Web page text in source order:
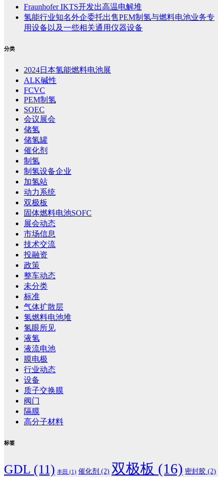
Fraunhofer IKTS开发出高温电解堆
氢能行业知名外企委托出售PEM制氢与燃料电池业务专
用设备以及一些相关通用仪器设备
分类
2024日本氢能燃料电池展
ALK碱性
FCVC
PEM制氢
SOEC
会议展会
储氢
储氢罐
催化剂
制氢
制氢设备企业
加氢站
动力系统
双极板
固体燃料电池SOFC
展会动态
市场信息
技术交流
投融资
政策
整车动态
未分类
标准
气体扩散层
氢燃料电池堆
氢眼所见
液氢
液流电池
膜电极
行业动态
设备
质子交换膜
阀门
隔膜
高分子材料
标签
GDL (11) 丰田 (1) 催化剂 (2) 双极板 (16) 密封胶 (2)